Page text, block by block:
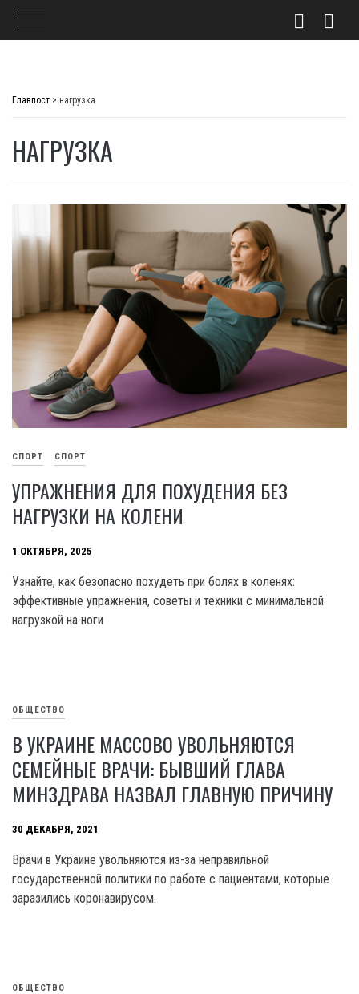
Главпост > нагрузка
НАГРУЗКА
СПОРТ СПОРТ
УПРАЖНЕНИЯ ДЛЯ ПОХУДЕНИЯ БЕЗ
НАГРУЗКИ НА КОЛЕНИ
1 ОКТЯБРЯ, 2025
Узнайте, как безопасно похудеть при болях в коленях:
эффективные упражнения, советы и техники с минимальной
нагрузкой на ноги
ОБЩЕСТВО
В УКРАИНЕ МАССОВО УВОЛЬНЯЮТСЯ
СЕМЕЙНЫЕ ВРАЧИ: БЫВШИЙ ГЛАВА
МИНЗДРАВА НАЗВАЛ ГЛАВНУЮ ПРИЧИНУ
30 ДЕКАБРЯ, 2021
Врачи в Украине увольняются из-за неправильной
государственной политики по работе с пациентами, которые
заразились коронавирусом.
ОБЩЕСТВО